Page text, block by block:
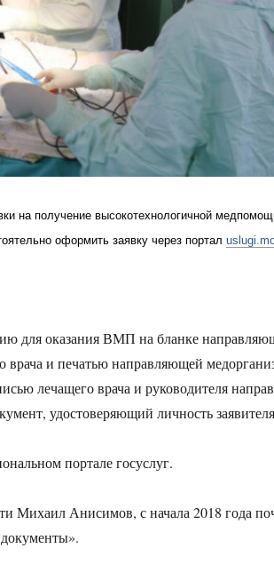
на получение высокотехнологичной
оформить заявку через портал
для оказания ВМП на бланке
врача и печатью направляющей
лечащего врача и руководителя
удостоверяющий личность
портале госуслуг.
Михаил Анисимов, с начала 2018 года